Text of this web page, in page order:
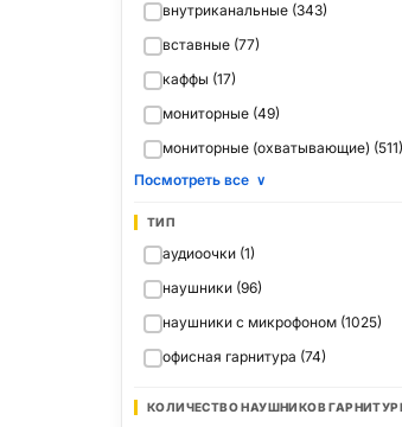
внутриканальные (343)
вставные (77)
каффы (17)
мониторные (49)
мониторные (охватывающие) (511)
Посмотреть все ∨
ТИП
аудиоочки (1)
наушники (96)
наушники с микрофоном (1025)
офисная гарнитура (74)
КОЛИЧЕСТВО НАУШНИКОВ